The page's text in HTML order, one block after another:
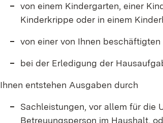
von einem Kindergarten, einer
Kinderkrippe oder in einem
von einer von Ihnen
bei der Erledigung der
Ihnen entstehen Ausgaben durch
Sachleistungen, vor allem für die
Betreuungsperson im Haushalt,